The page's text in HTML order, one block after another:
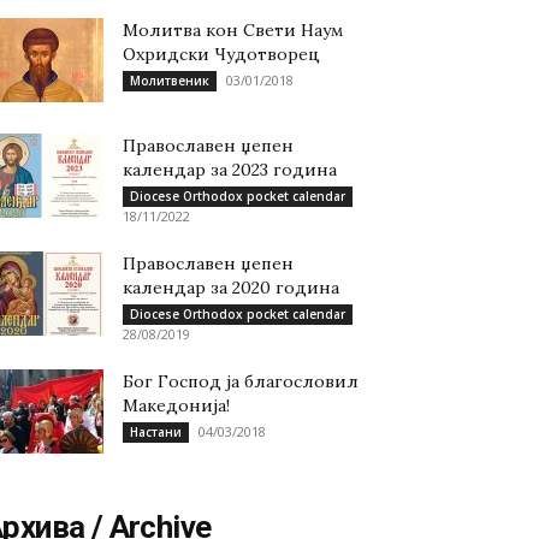
Молитва кон Свети Наум
Охридски Чудотворец
Молитвеник 03/01/2018
Православен џепен
календар за 2023 година
Diocese Orthodox pocket calendar
18/11/2022
Православен џепен
календар за 2020 година
Diocese Orthodox pocket calendar
28/08/2019
Бог Господ ја благословил
Македонија!
Настани 04/03/2018
/ Archive